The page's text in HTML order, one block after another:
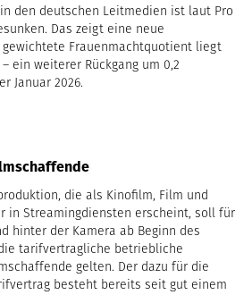
den deutschen Leitmedien ist laut Pro
Das zeigt eine neue
gewichtete Frauenmachtquotient liegt
ein weiterer Rückgang um 0,2
Januar 2026.
die als Kinofilm, Film und
in Streamingdiensten erscheint, soll für
hinter der Kamera ab Beginn des
tarifvertragliche betriebliche
gelten. Der dazu für die
besteht bereits seit gut einem